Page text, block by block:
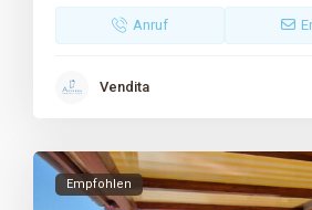
Anruf
Vendita
Empfohlen